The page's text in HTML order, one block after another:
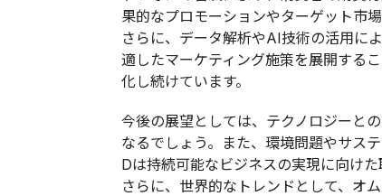
果的なプロモーションやターゲット市
さらに、データ解析やAI技術の活用に
適したマーケティング施策を展開する
化し続けています。
今後の展望としては、テクノロジーと
なるでしょう。また、環境問題やサス
Dは持続可能なビジネスの実現に向け
さらに、世界的なトレンドとして、オ